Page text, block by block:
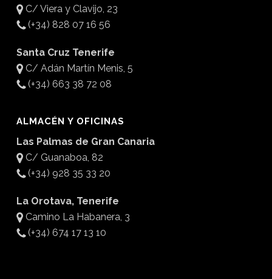
C/ Viera y Clavijo, 23
(+34) 828 07 16 56
Santa Cruz Tenerife
C/ Adán Martín Menis, 5
(+34) 663 38 72 08
ALMACÉN Y OFICINAS
Las Palmas de Gran Canaria
C/ Guanaboa, 82
(+34) 928 35 33 20
La Orotava, Tenerife
Camino La Habanera, 3
(+34) 674 17 13 10